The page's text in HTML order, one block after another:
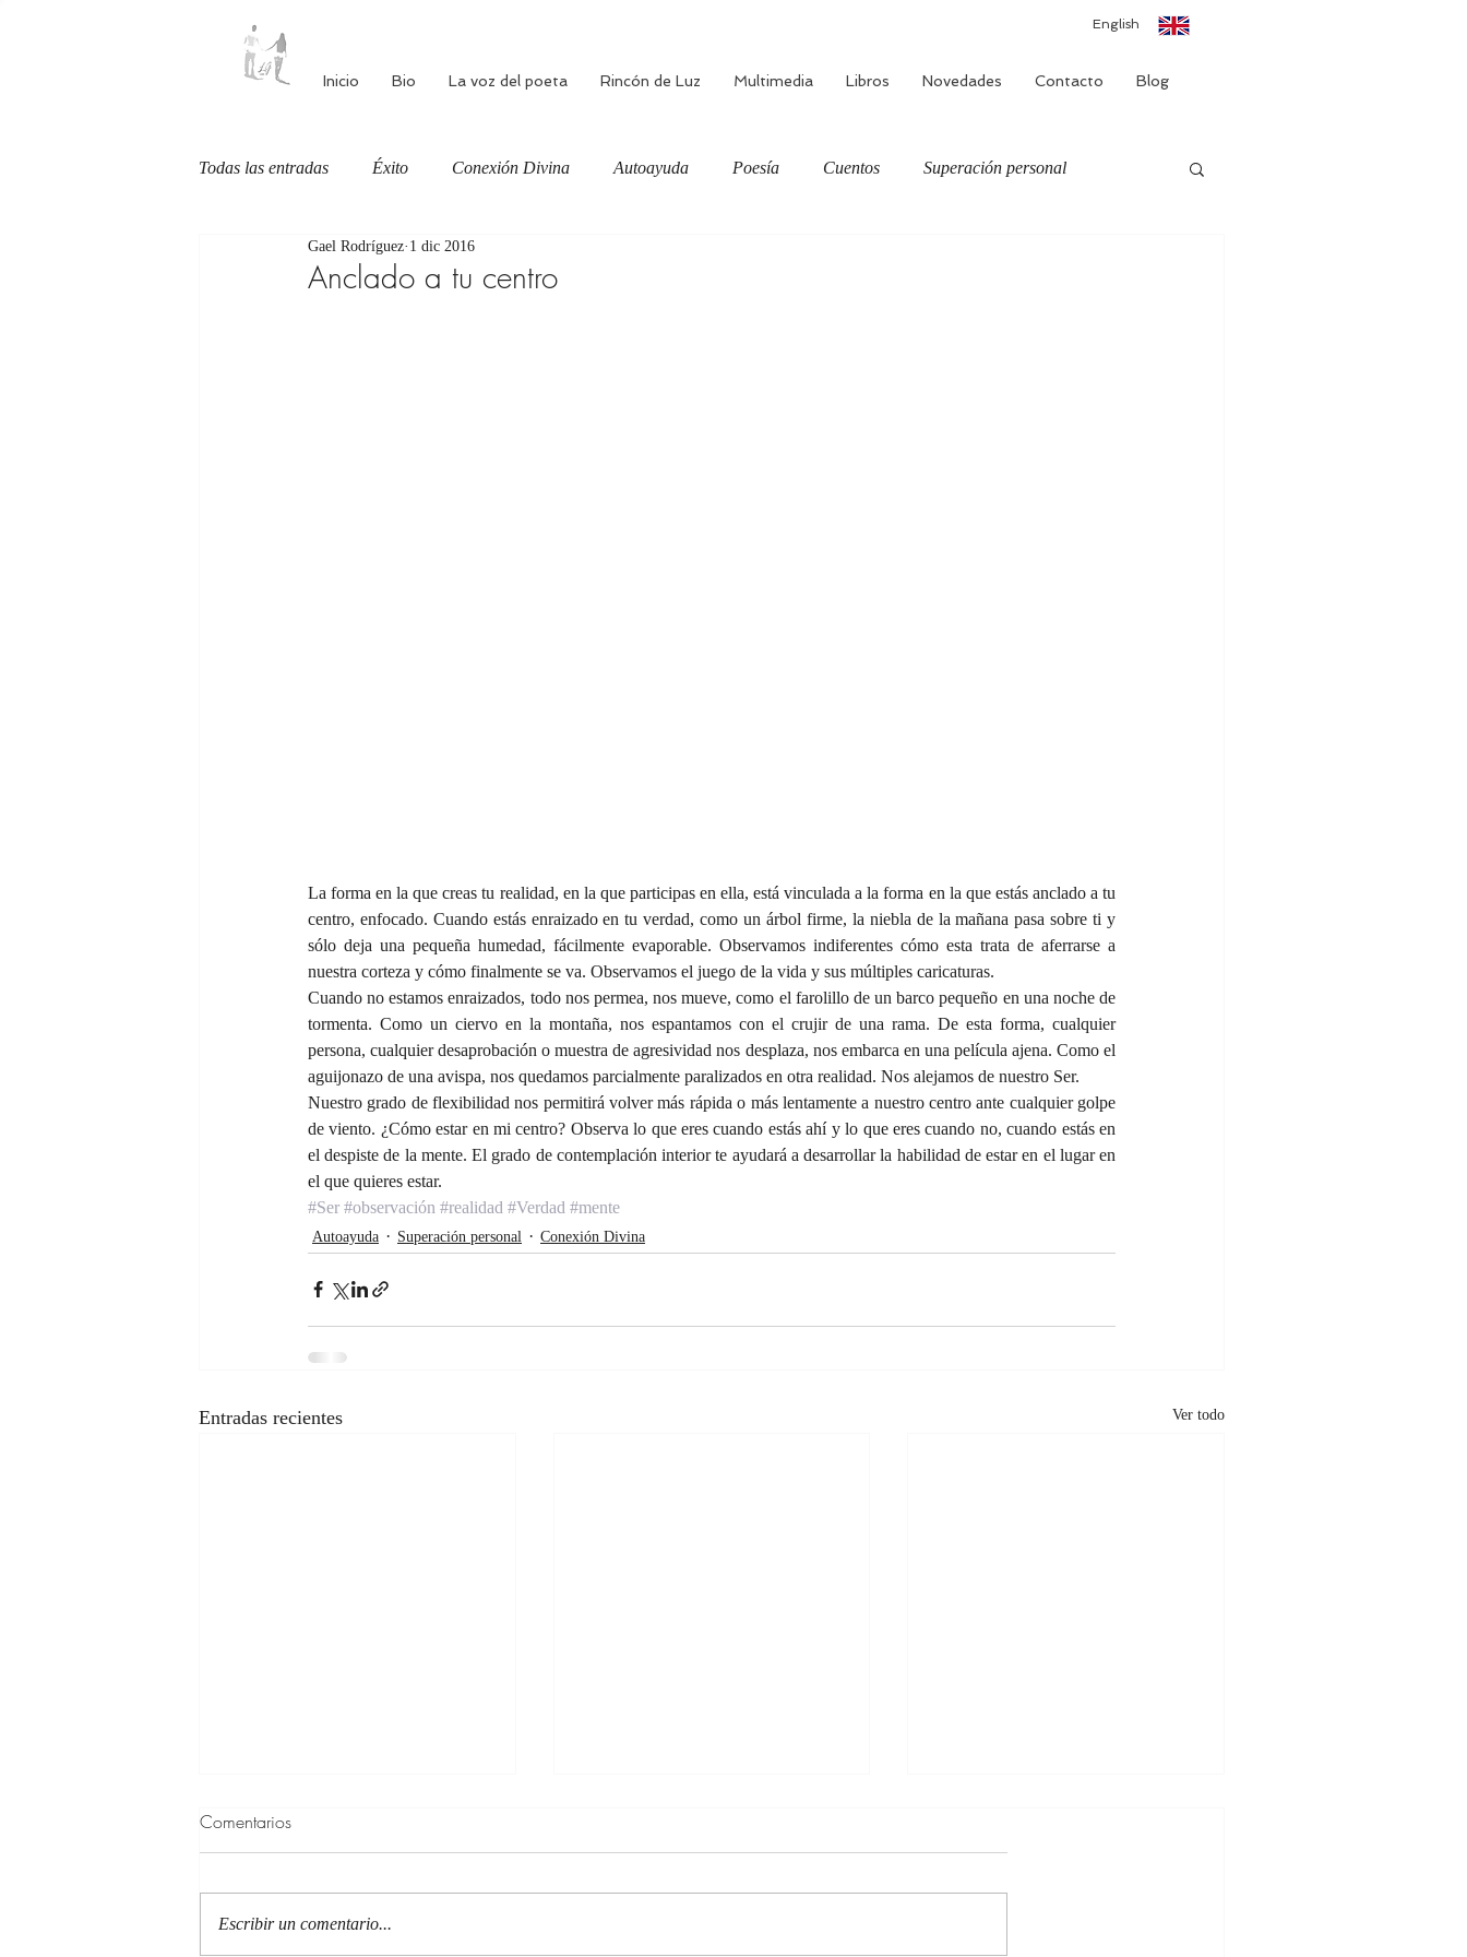
English
Inicio Bio La voz del poeta Rincón de Luz Multimedia Libros Novedades Contacto Blog
Todas las entradas Éxito Conexión Divina Autoayuda Poesía Cuentos Superación personal
Autoestima Alimentación consciente
Anclado a tu centro
Gael Rodríguez 1 dic 2016
La forma en la que creas tu realidad, en la que participas en ella, está vinculada a la forma en la que estás anclado a tu
centro, enfocado. Cuando estás enraizado en tu verdad, como un árbol firme, la niebla de la mañana pasa sobre ti y
sólo deja una pequeña humedad, fácilmente evaporable. Observamos indiferentes cómo esta trata de aferrarse a
nuestra corteza y cómo finalmente se va. Observamos el juego de la vida y sus múltiples caricaturas.
Cuando no estamos enraizados, todo nos permea, nos mueve, como el farolillo de un barco pequeño en una noche de
tormenta. Como un ciervo en la montaña, nos espantamos con el crujir de una rama. De esta forma, cualquier
persona, cualquier desaprobación o muestra de agresividad nos desplaza, nos embarca en una película ajena. Como el
aguijonazo de una avispa, nos quedamos parcialmente paralizados en otra realidad. Nos alejamos de nuestro Ser.
Nuestro grado de flexibilidad nos permitirá volver más rápida o más lentamente a nuestro centro ante cualquier golpe
de viento. ¿Cómo estar en mi centro? Observa lo que eres cuando estás ahí y lo que eres cuando no, cuando estás en
el despiste de la mente. El grado de contemplación interior te ayudará a desarrollar la habilidad de estar en el lugar en
el que quieres estar.
#Ser #observación #realidad #Verdad #mente
Autoayuda Superación personal Conexión Divina
Entradas recientes Ver todo
Comentarios
Escribir un comentario...